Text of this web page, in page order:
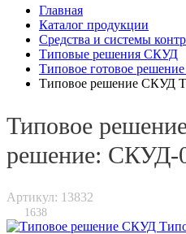
Главная
Каталог продукции
Средства и системы
Типовые решения СКУД
Типовое готовое
Типовое решение СКУД
Типовое
решение: СКУД-
Артикул: 13832
1638